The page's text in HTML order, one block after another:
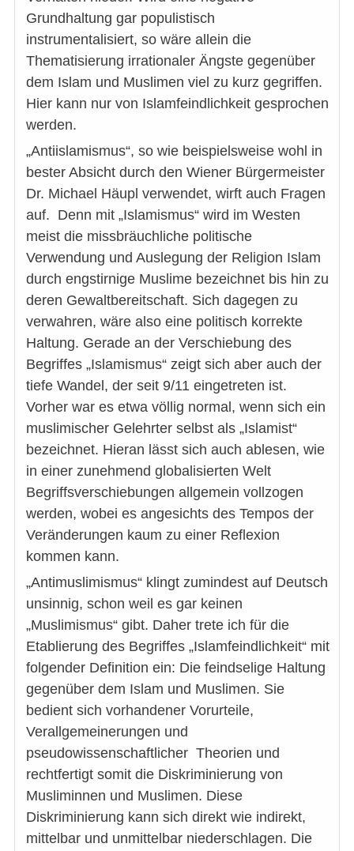
Grundhaltung gar populistisch
instrumentalisiert, so wäre allein die
Thematisierung irrationaler Ängste gegenüber
dem Islam und Muslimen viel zu kurz gegriffen.
Hier kann nur von Islamfeindlichkeit gesprochen
werden.
„Antiislamismus“, so wie beispielsweise wohl in
bester Absicht durch den Wiener Bürgermeister
Dr. Michael Häupl verwendet, wirft auch Fragen
auf. Denn mit „Islamismus“ wird im Westen
meist die missbräuchliche politische
Verwendung und Auslegung der Religion Islam
durch engstirnige Muslime bezeichnet bis hin zu
deren Gewaltbereitschaft. Sich dagegen zu
verwahren, wäre also eine politisch korrekte
Haltung. Gerade an der Verschiebung des
Begriffes „Islamismus“ zeigt sich aber auch der
tiefe Wandel, der seit 9/11 eingetreten ist.
Vorher war es etwa völlig normal, wenn sich ein
muslimischer Gelehrter selbst als „Islamist“
bezeichnet. Hieran lässt sich auch ablesen, wie
in einer zunehmend globalisierten Welt
Begriffsverschiebungen allgemein vollzogen
werden, wobei es angesichts des Tempos der
Veränderungen kaum zu einer Reflexion
kommen kann.
„Antimuslimismus“ klingt zumindest auf Deutsch
unsinnig, schon weil es gar keinen
„Muslimismus“ gibt. Daher trete ich für die
Etablierung des Begriffes „Islamfeindlichkeit“ mit
folgender Definition ein: Die feindselige Haltung
gegenüber dem Islam und Muslimen. Sie
bedient sich vorhandener Vorurteile,
Verallgemeinerungen und
pseudowissenschaftlicher Theorien und
rechtfertigt somit die Diskriminierung von
Musliminnen und Muslimen. Diese
Diskriminierung kann sich direkt wie indirekt,
mittelbar und unmittelbar niederschlagen. Die